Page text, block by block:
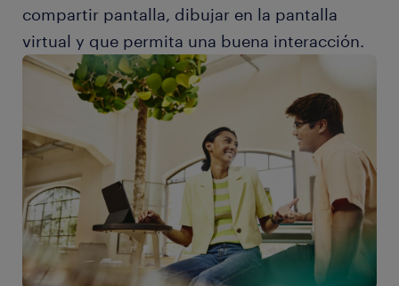
compartir pantalla, dibujar en la pantalla
virtual y que permita una buena interacción.